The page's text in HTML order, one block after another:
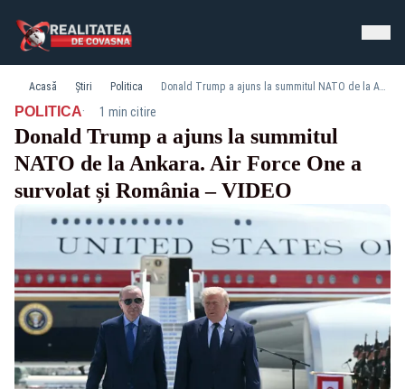
Acasă Știri Politica Donald Trump a ajuns la summitul NATO de la Ankara. Air Force One a survolat și România – VIDEO
POLITICA· 1 min citire
Donald Trump a ajuns la summitul
NATO de la Ankara. Air Force One a
survolat și România – VIDEO